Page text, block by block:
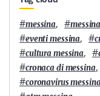
#messina, #
#eventi messina, #
#cultura messina, #
#cronaca di messina,
#coronavirus